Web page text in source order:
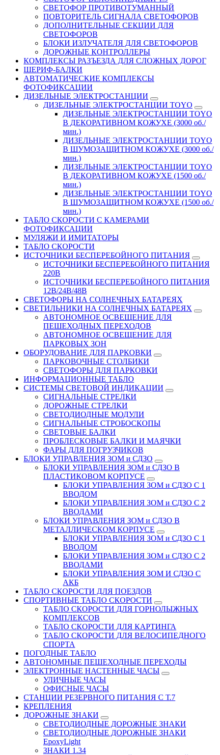
СВЕТОФОР ПРОТИВОТУМАННЫЙ
ПОВТОРИТЕЛЬ СИГНАЛА СВЕТОФОРОВ
ДОПОЛНИТЕЛЬНЫЕ СЕКЦИИ ДЛЯ
СВЕТОФОРОВ
БЛОКИ ИЗЛУЧАТЕЛЯ ДЛЯ СВЕТОФОРОВ
ДОРОЖНЫЕ КОНТРОЛЛЕРЫ
КОМПЛЕКСЫ РАЗЪЕЗДА ДЛЯ СЛОЖНЫХ ДОРОГ
ШЕРИФ-БАЛКИ
АВТОМАТИЧЕСКИЕ КОМПЛЕКСЫ
ФОТОФИКСАЦИИ
ДИЗЕЛЬНЫЕ ЭЛЕКТРОСТАНЦИИ
ДИЗЕЛЬНЫЕ ЭЛЕКТРОСТАНЦИИ TOYO
ДИЗЕЛЬНЫЕ ЭЛЕКТРОСТАНЦИИ TOYO
В ДЕКОРАТИВНОМ КОЖУХЕ (3000 об./
мин.)
ДИЗЕЛЬНЫЕ ЭЛЕКТРОСТАНЦИИ TOYO
В ШУМОЗАЩИТНОМ КОЖУХЕ (3000 об./
мин.)
ДИЗЕЛЬНЫЕ ЭЛЕКТРОСТАНЦИИ TOYO
В ДЕКОРАТИВНОМ КОЖУХЕ (1500 об./
мин.)
ДИЗЕЛЬНЫЕ ЭЛЕКТРОСТАНЦИИ TOYO
В ШУМОЗАЩИТНОМ КОЖУХЕ (1500 об./
мин.)
ТАБЛО СКОРОСТИ С КАМЕРАМИ
ФОТОФИКСАЦИИ
МУЛЯЖИ И ИМИТАТОРЫ
ТАБЛО СКОРОСТИ
ИСТОЧНИКИ БЕСПЕРЕБОЙНОГО ПИТАНИЯ
ИСТОЧНИКИ БЕСПЕРЕБОЙНОГО ПИТАНИЯ
220В
ИСТОЧНИКИ БЕСПЕРЕБОЙНОГО ПИТАНИЯ
12В/24В/48В
СВЕТОФОРЫ НА СОЛНЕЧНЫХ БАТАРЕЯХ
СВЕТИЛЬНИКИ НА СОЛНЕЧНЫХ БАТАРЕЯХ
АВТОНОМНОЕ ОСВЕЩЕНИЕ ДЛЯ
ПЕШЕХОДНЫХ ПЕРЕХОДОВ
АВТОНОМНОЕ ОСВЕЩЕНИЕ ДЛЯ
ПАРКОВЫХ ЗОН
ОБОРУДОВАНИЕ ДЛЯ ПАРКОВКИ
ПАРКОВОЧНЫЕ СТОЛБИКИ
СВЕТОФОРЫ ДЛЯ ПАРКОВКИ
ИНФОРМАЦИОННЫЕ ТАБЛО
CИСТЕМЫ СВЕТОВОЙ ИНДИКАЦИИ
СИГНАЛЬНЫЕ СТРЕЛКИ
ДОРОЖНЫЕ СТРЕЛКИ
СВЕТОДИОДНЫЕ МОДУЛИ
СИГНАЛЬНЫЕ СТРОБОСКОПЫ
СВЕТОВЫЕ БАЛКИ
ПРОБЛЕСКОВЫЕ БАЛКИ И МАЯЧКИ
ФАРЫ ДЛЯ ПОГРУЗЧИКОВ
БЛОКИ УПРАВЛЕНИЯ ЗОМ и СДЗО
БЛОКИ УПРАВЛЕНИЯ ЗОМ и СДЗО В
ПЛАСТИКОВОМ КОРПУСЕ
БЛОКИ УПРАВЛЕНИЯ ЗОМ и СДЗО С 1
ВВОДОМ
БЛОКИ УПРАВЛЕНИЯ ЗОМ и СДЗО С 2
ВВОДАМИ
БЛОКИ УПРАВЛЕНИЯ ЗОМ и СДЗО В
МЕТАЛЛИЧЕСКОМ КОРПУСЕ
БЛОКИ УПРАВЛЕНИЯ ЗОМ и СДЗО С 1
ВВОДОМ
БЛОКИ УПРАВЛЕНИЯ ЗОМ и СДЗО С 2
ВВОДАМИ
БЛОКИ УПРАВЛЕНИЯ ЗОМ И СДЗО С
АКБ
ТАБЛО СКОРОСТИ ДЛЯ ПОЕЗДОВ
СПОРТИВНЫЕ ТАБЛО СКОРОСТИ
ТАБЛО СКОРОСТИ ДЛЯ ГОРНОЛЫЖНЫХ
КОМПЛЕКСОВ
ТАБЛО СКОРОСТИ ДЛЯ КАРТИНГА
ТАБЛО СКОРОСТИ ДЛЯ ВЕЛОСИПЕДНОГО
СПОРТА
ПОГОДНЫЕ ТАБЛО
АВТОНОМНЫЕ ПЕШЕХОДНЫЕ ПЕРЕХОДЫ
ЭЛЕКТРОННЫЕ НАСТЕННЫЕ ЧАСЫ
УЛИЧНЫЕ ЧАСЫ
ОФИСНЫЕ ЧАСЫ
СТАНЦИИ РЕЗЕРВНОГО ПИТАНИЯ С Т.7
КРЕПЛЕНИЯ
ДОРОЖНЫЕ ЗНАКИ
СВЕТОДИОДНЫЕ ДОРОЖНЫЕ ЗНАКИ
СВЕТОДИОДНЫЕ ДОРОЖНЫЕ ЗНАКИ
EpoxyLight
ЗНАКИ 1.34